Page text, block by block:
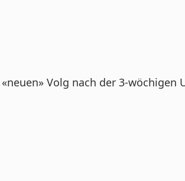
Volg nach der 3-wöchigen